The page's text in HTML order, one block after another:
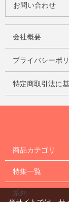
お問い合わせ
会社概要
プライバシーポ
特定商取引法に
商品カテゴリ
特集一覧
系列